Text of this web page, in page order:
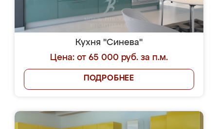
Кухня "Синева"
Цена: от 65 000 руб. за п.м.
ПОДРОБНЕЕ